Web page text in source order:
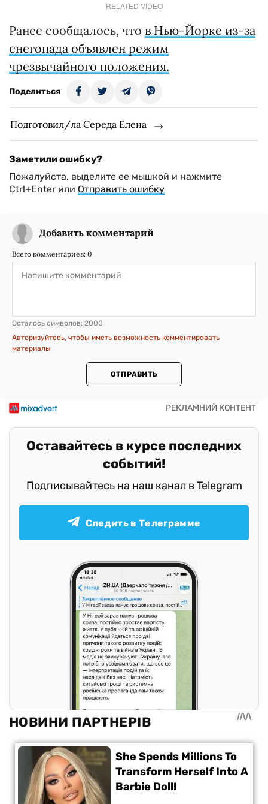
RELATED VIDEO
Ранее сообщалось, что в Нью-Йорке из-за
снегопада объявлен режим
чрезвычайного положения.
Поделиться
Подготовил/ла Середа Елена
Заметили ошибку?
Пожалуйста, выделите ее мышкой и нажмите
Ctrl+Enter или Отправить ошибку
Добавить комментарий
Всего комментариев: 0
Осталось символов: 2000
Авторизуйтесь, чтобы иметь возможность комментировать
материалы
ОТПРАВИТЬ
Оставайтесь в курсе последних
событий!
Подписывайтесь на наш канал в Telegram
Следить в Телеграмме